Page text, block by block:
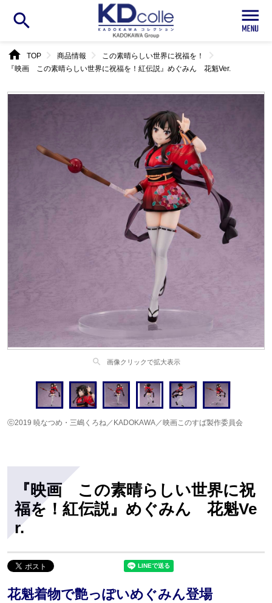
search
home TOPchevron_right 商品情報chevron_right この素晴らしい世界に祝福を！ chevron_right
『映画 この素晴らしい世界に祝福を！紅伝説』めぐみん 花魁Ver.
search 画像クリックで拡大表示
ⓒ2019 暁なつめ・三嶋くろね／KADOKAWA／映画このすば製作委員会
『映画 この素晴らしい世界に祝
福を！紅伝説』めぐみん 花魁Ve
r.
花魁着物で艶っぽいめぐみん登場